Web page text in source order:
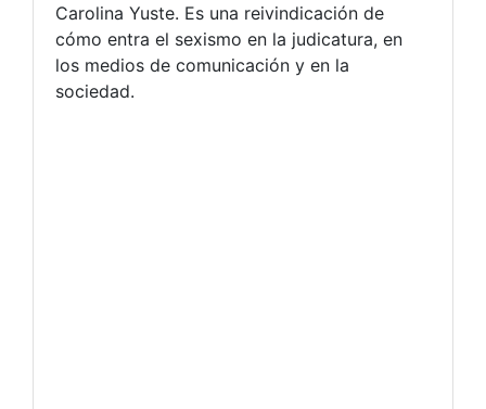
Carolina Yuste. Es una reivindicación de
cómo entra el sexismo en la judicatura, en
los medios de comunicación y en la
sociedad.